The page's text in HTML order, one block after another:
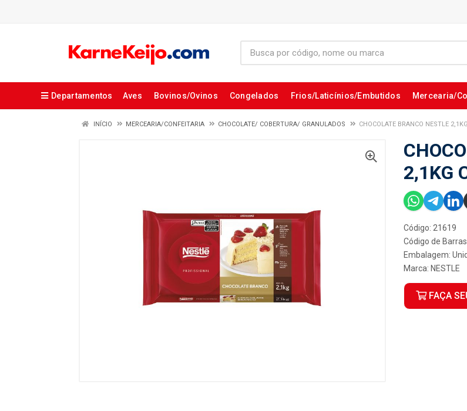
Departamentos Aves Bovinos/Ovinos Congelados Frios/Laticínios/Embutidos Mercearia/
INÍCIO MERCEARIA/CONFEITARIA CHOCOLATE/ COBERTURA/ GRANULADOS CHOCOLATE BRANCO NESTLE
2,1KG
Código: 21619
Código de
Embalagem:
Marca: NESTLE
FAÇA